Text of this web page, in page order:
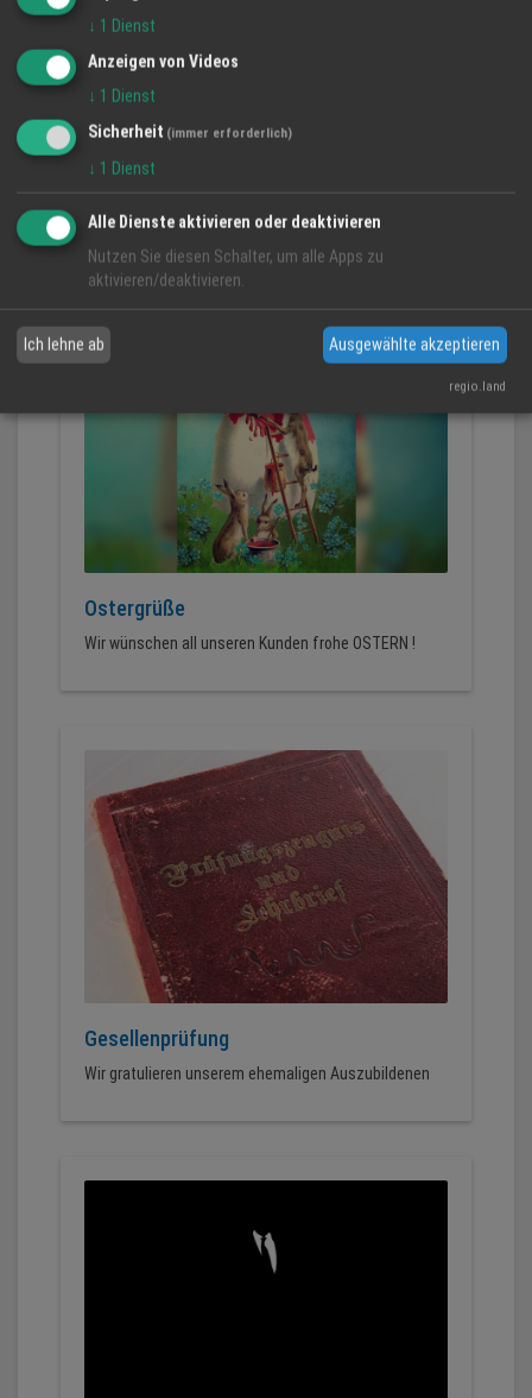
Wartung und Überprüfung der
Klimaanlagen
einmal drauf hinweisen, lassen Sie Ihre Klimaanlage...
Ostergrüße
Wir wünschen all unseren Kunden frohe OSTERN !
Gesellenprüfung
Wir gratulieren unserem ehemaligen Auszubildenen
↓ 1 Dienst
Anzeigen von Videos
↓ 1 Dienst
Sicherheit (immer erforderlich)
↓ 1 Dienst
Alle Dienste aktivieren oder deaktivieren
Nutzen Sie diesen Schalter, um alle Apps zu
aktivieren/deaktivieren.
Ich lehne ab Ausgewählte akzeptieren
regio.land